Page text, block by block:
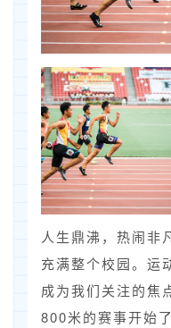
人生鼎沸，热闹非
充满整个校园。运
成为我们关注的焦
800米的赛事开始